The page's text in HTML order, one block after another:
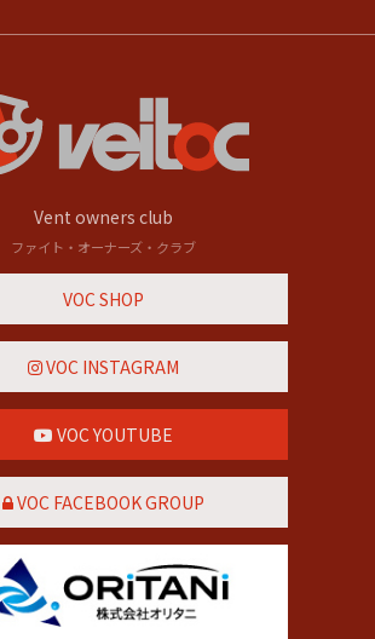
Vent owners club
ファイト・オーナーズ・クラブ
VOC SHOP
VOC INSTAGRAM
VOC YOUTUBE
VOC FACEBOOK GROUP